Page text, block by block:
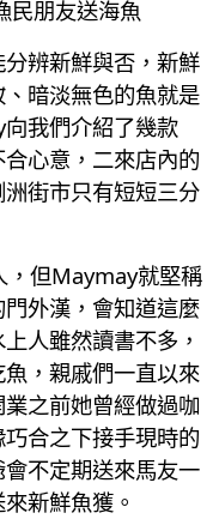
民朋友送海魚
辨新鮮與否，新鮮
暗淡無色的魚就是
我們介紹了幾款
心意，二來店內的
街市只有短短三分
，但Maymay就堅稱
外漢，會知道這麼
人雖然讀書不多，
，親戚們一直以來
之前她曾經做過咖
合之下接手現時的
不定期送來馬友一
新鮮魚獲。